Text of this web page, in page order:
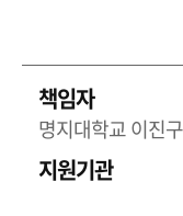
책임자
명지대학교 이진
지원기관